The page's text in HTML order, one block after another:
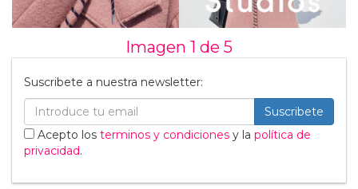
Imagen 1 de 5
Suscribete a nuestra newsletter:
Suscribete
Acepto los terminos y condiciones y la política de
privacidad.